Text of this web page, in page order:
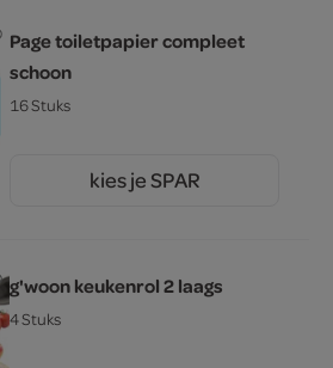
Page toiletpapier compleet
schoon
16 Stuks
kies je SPAR
g'woon keukenrol 2 laags
4 Stuks